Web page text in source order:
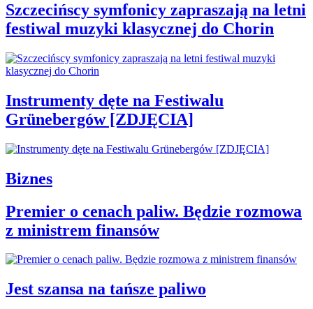
Szczecińscy symfonicy zapraszają na letni
festiwal muzyki klasycznej do Chorin
Instrumenty dęte na Festiwalu
Grünebergów [ZDJĘCIA]
Biznes
Premier o cenach paliw. Będzie rozmowa
z ministrem finansów
Jest szansa na tańsze paliwo